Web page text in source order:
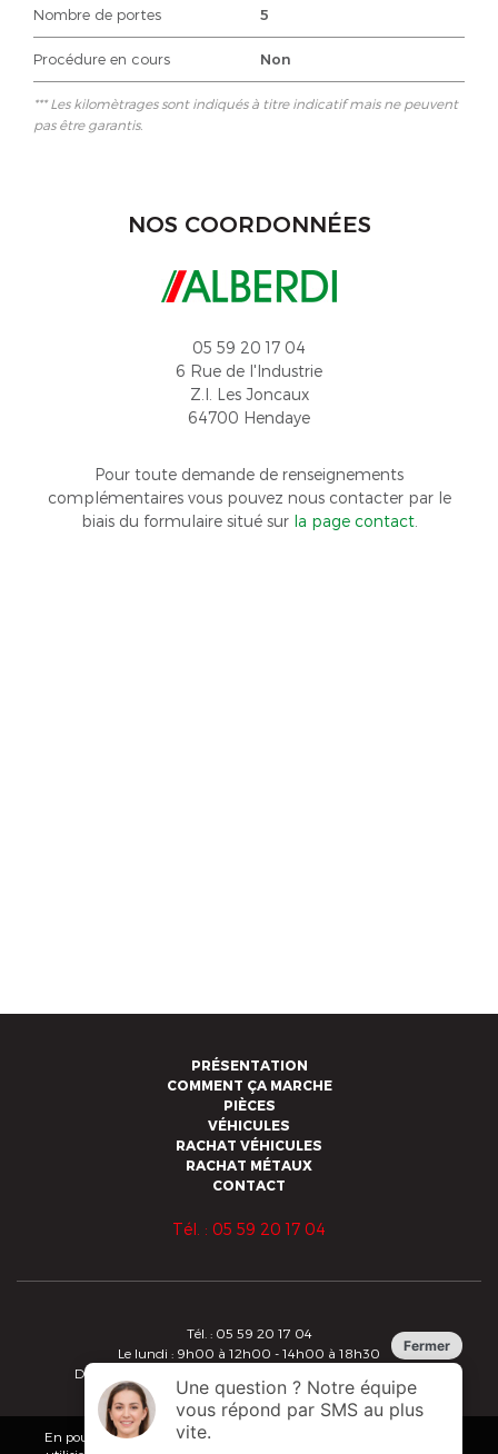
Nombre de portes 5
Procédure en cours Non
*** Les kilomètrages sont indiqués à titre indicatif mais ne peuvent
pas être garantis.
NOS COORDONNÉES
05 59 20 17 04
6 Rue de l'Industrie
Z.I. Les Joncaux
64700 Hendaye
Pour toute demande de renseignements
complémentaires vous pouvez nous contacter par le
biais du formulaire situé sur la page contact.
PRÉSENTATION
COMMENT ÇA MARCHE
PIÈCES
VÉHICULES
RACHAT VÉHICULES
RACHAT MÉTAUX
CONTACT
Tél. : 05 59 20 17 04
Tél. : 05 59 20 17 04
Le lundi : 9h00 à 12h00 - 14h00 à 18h30
Du mardi au vendredi : 8h30 à 12h00 - 14h00 à 18h30
Copyright 2019 - Alberdi - Tous droits réservés
Conditions Générales de Vente
En poursuivant votre navigation sur ce site, vous acceptez que nous